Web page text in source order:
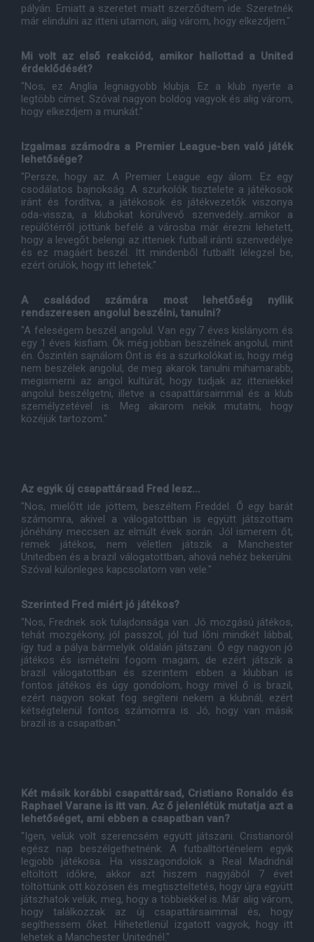
pályán. Emiatt a szeretet miatt szerződtem ide. Szeretnék
már elindulni az itteni utamon, alig várom, hogy elkezdjem."
Mi volt az első reakciód, amikor hallottad a United
érdeklődését?
"Nos, ez Anglia legnagyobb klubja. Ez a klub nyerte a
legtöbb címet. Szóval nagyon boldog vagyok és alig várom,
hogy elkezdjem a munkát."
Izgalmas számodra a Premier League-ben való játék
lehetősége?
"Persze, hogy az. A Premier League egy álom. Ez egy
csodálatos bajnokság. A szurkolók tisztelete a játékosok
iránt és fordítva, a játékosok és játékvezetők viszonya
oda-vissza, a klubokat körülvevő szenvedély...amikor a
repülőtérről jöttünk befelé a városba már érezni lehetett,
hogy a levegőt belengi az itteniek futball iránti szenvedélye
és ez magáért beszél. Itt mindenből futballt lélegzel be,
ezért örülök, hogy itt lehetek."
A családod számára most lehetőség nyílik
rendszeresen angolul beszélni, tanulni?
"A feleségem beszél angolul. Van egy 7 éves kislányom és
egy 1 éves kisfiam. Ők még jobban beszélnek angolul, mint
én. Őszintén sajnálom Önt is és a szurkolókat is, hogy még
nem beszélek angolul, de meg akarok tanulni mihamarabb,
megismerni az angol kultúrát, hogy tudjak az itteniekkel
angolul beszélgetni, illetve a csapattársaimmal és a klub
személyzetével is. Meg akarom nekik mutatni, hogy
közéjük tartozom."
Az egyik új csapattársad Fred lesz...
"Nos, mielőtt ide jöttem, beszéltem Freddel. Ő egy barát
számomra, akivel a válogatottban is együtt játszottam
jónéhány meccsen az elmúlt évek során. Jól ismerem őt,
remek játékos, nem véletlen játszik a Manchester
Unitedben és a brazil válogatottban, ahová nehéz bekerülni.
Szóval különleges kapcsolatom van vele."
Szerinted Fred miért jó játékos?
"Nos, Frednek sok tulajdonsága van. Jó mozgású játékos,
tehát mozgékony, jól passzol, jól tud lőni mindkét lábbal,
így tud a pálya bármelyik oldalán játszani. Ő egy nagyon jó
játékos és ismételni fogom magam, de ezért játszik a
brazil válogatottban és szerintem ebben a klubban is
fontos játékos és úgy gondolom, hogy mivel ő is brazil,
ezért nagyon sokat fog segíteni nekem a klubnál, ezért
kétségtelenül fontos számomra is. Jó, hogy van másik
brazil is a csapatban."
Két másik korábbi csapattársad, Cristiano Ronaldo és
Raphael Varane is itt van. Az ő jelenlétük mutatja azt a
lehetőséget, ami ebben a csapatban van?
"Igen, velük volt szerencsém együtt játszani. Cristianoról
egész nap beszélgethetnénk. A futballtörténelem egyik
legjobb játékosa. Ha visszagondolok a Real Madridnál
eltöltött időkre, akkor azt hiszem nagyjából 7 évet
töltöttünk ott közösen és megtiszteltetés, hogy újra együtt
játszhatok velük, meg, hogy a többiekkel is. Már alig várom,
hogy találkozzak az új csapattársaimmal és, hogy
segíthessem őket. Hihetetlenül izgatott vagyok, hogy itt
lehetek a Manchester Unitednél."